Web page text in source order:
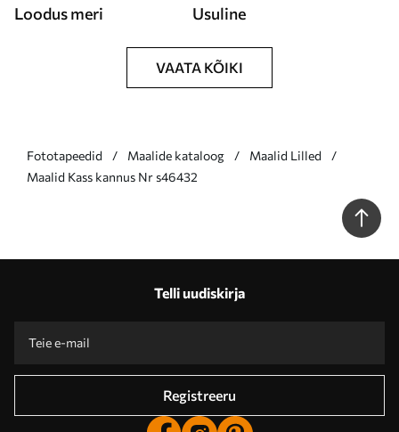
Loodus meri Usuline
VAATA KÕIKI
Fototapeedid Maalide kataloog
Maalid Lilled
Maalid Kass kannus Nr s46432
Telli uudiskirja
Registreeru